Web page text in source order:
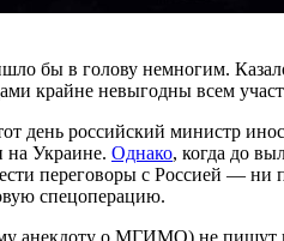
бы в голову немногим.
крайне невыгодны всем
день российский министр
на Украине. Однако, когда до
переговоры с Россией —
спецоперацию.